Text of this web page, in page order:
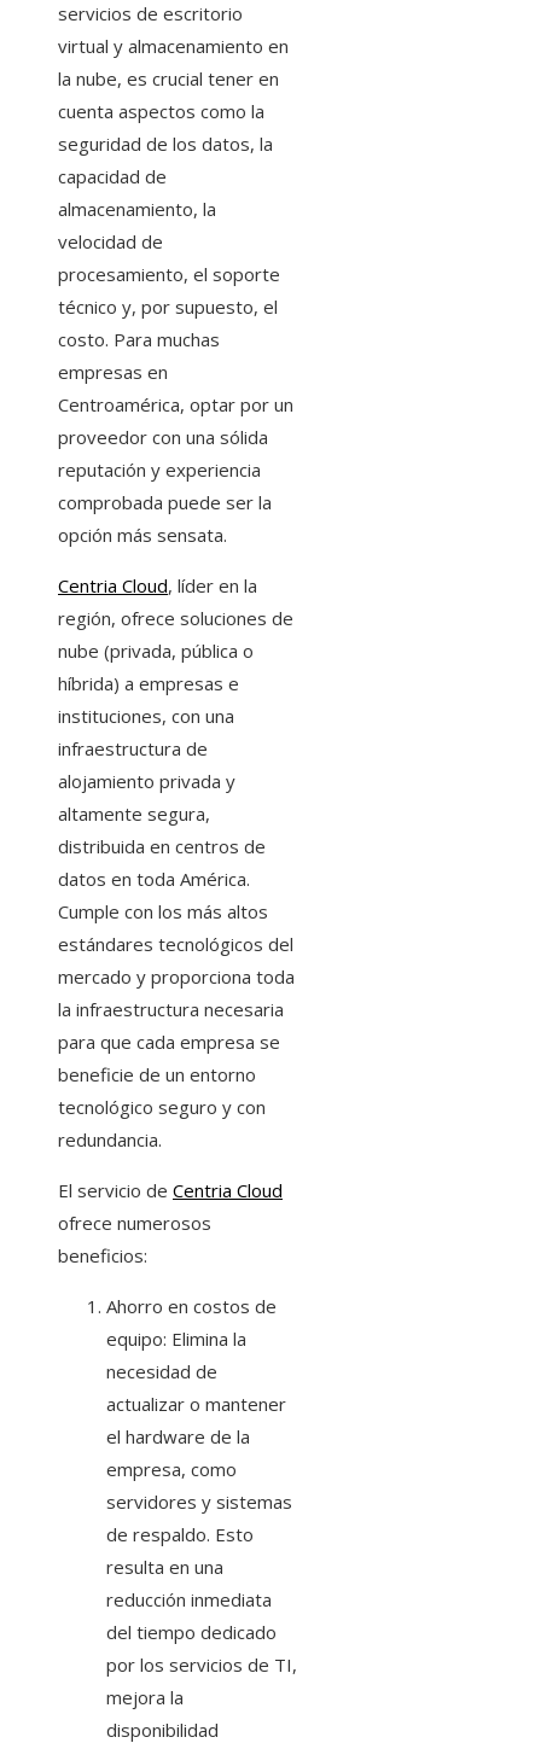
servicios de escritorio
virtual y almacenamiento en
la nube, es crucial tener en
cuenta aspectos como la
seguridad de los datos, la
capacidad de
almacenamiento, la
velocidad de
procesamiento, el soporte
técnico y, por supuesto, el
costo. Para muchas
empresas en
Centroamérica, optar por un
proveedor con una sólida
reputación y experiencia
comprobada puede ser la
opción más sensata.
Centria Cloud, líder en la
región, ofrece soluciones de
nube (privada, pública o
híbrida) a empresas e
instituciones, con una
infraestructura de
alojamiento privada y
altamente segura,
distribuida en centros de
datos en toda América.
Cumple con los más altos
estándares tecnológicos del
mercado y proporciona toda
la infraestructura necesaria
para que cada empresa se
beneficie de un entorno
tecnológico seguro y con
redundancia.
El servicio de Centria Cloud
ofrece numerosos
beneficios:
Ahorro en costos de
equipo: Elimina la
necesidad de
actualizar o mantener
el hardware de la
empresa, como
servidores y sistemas
de respaldo. Esto
resulta en una
reducción inmediata
del tiempo dedicado
por los servicios de TI,
mejora la
disponibilidad